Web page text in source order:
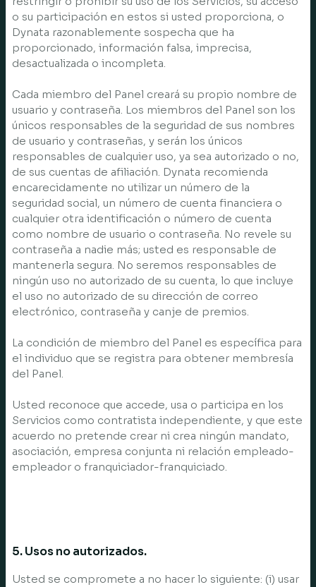
o su participación en estos si usted proporciona, o
Dynata razonablemente sospecha que ha
proporcionado, información falsa, imprecisa,
desactualizada o incompleta.
Cada miembro del Panel creará su propio nombre de
usuario y contraseña. Los miembros del Panel son los
únicos responsables de la seguridad de sus nombres
de usuario y contraseñas, y serán los únicos
responsables de cualquier uso, ya sea autorizado o no,
de sus cuentas de afiliación. Dynata recomienda
encarecidamente no utilizar un número de la
seguridad social, un número de cuenta financiera o
cualquier otra identificación o número de cuenta
como nombre de usuario o contraseña. No revele su
contraseña a nadie más; usted es responsable de
mantenerla segura. No seremos responsables de
ningún uso no autorizado de su cuenta, lo que incluye
el uso no autorizado de su dirección de correo
electrónico, contraseña y canje de premios.
La condición de miembro del Panel es específica para
el individuo que se registra para obtener membresía
del Panel.
Usted reconoce que accede, usa o participa en los
Servicios como contratista independiente, y que este
acuerdo no pretende crear ni crea ningún mandato,
asociación, empresa conjunta ni relación empleado-
empleador o franquiciador-franquiciado.
5. Usos no autorizados.
Usted se compromete a no hacer lo siguiente: (i) usar